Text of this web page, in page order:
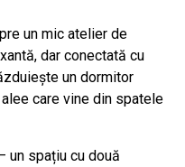
un mic atelier de
dar conectată cu
un dormitor
care vine din spatele
un spațiu cu două